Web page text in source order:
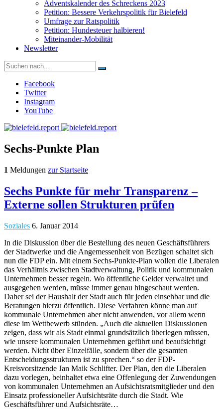
Adventskalender des Schreckens 2023
Petition: Bessere Verkehrspolitik für Bielefeld​​
Umfrage zur Ratspolitik
Petition: Hundesteuer halbieren!
Miteinander-Mobilität
Newsletter
Suche
nach:
Facebook
Twitter
Instagram
YouTube
Sechs-Punkte Plan
1 Meldungen zur Startseite
Sechs Punkte für mehr Transparenz –
Externe sollen Strukturen prüfen
Soziales 6. Januar 2014
In die Diskussion über die Bestellung des neuen Geschäftsführers
der Stadtwerke und die Angemessenheit von Bezügen schaltet sich
nun die FDP ein. Mit einem Sechs-Punkte-Plan wollen die Liberalen
das Verhältnis zwischen Stadtverwaltung, Politik und kommunalen
Unternehmen besser regeln. Wo öffentliche Gelder verwaltet und
ausgegeben werden, müsse immer genau hingeschaut werden.
Daher sei der Haushalt der Stadt auch für jeden einsehbar und die
Beratungen hierzu öffentlich. Diese Verfahren könne man auf
kommunale Unternehmen aber nicht anwenden, vor allem wenn
diese im Wettbewerb stünden. „Auch die aktuellen Diskussionen
zeigen, dass wir als Stadt einmal grundsätzlich überlegen müssen,
wie unsere kommunalen Unternehmen geführt und beaufsichtigt
werden. Nicht über Einzelfälle, sondern über die gesamten
Entscheidungsstrukturen ist zu sprechen.“ so der FDP-
Kreisvorsitzende Jan Maik Schlifter. Der Plan, den die Liberalen
dazu vorlegen, beinhaltet etwa eine Offenlegung der Zuwendungen
von kommunalen Unternehmen an Aufsichtsratsmitglieder und den
Einsatz professioneller Aufsichtsräte durch die Stadt. Wie
Geschäftsführer und Aufsichtsräte…